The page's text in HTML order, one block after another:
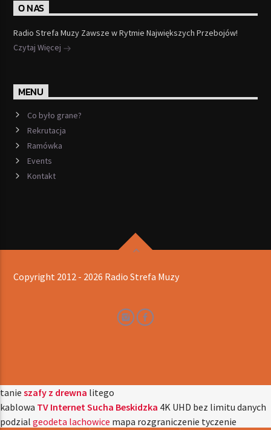
O NAS
Radio Strefa Muzy Zawsze w Rytmie Największych Przebojów!
Czytaj Więcej
MENU
Co było grane?
Rekrutacja
Ramówka
Events
Kontakt
Copyright 2012 - 2026 Radio Strefa Muzy
tanie szafy z drewna litego
kablowa TV Internet Sucha Beskidzka 4K UHD bez limitu danych
podzial geodeta lachowice mapa rozgraniczenie tyczenie